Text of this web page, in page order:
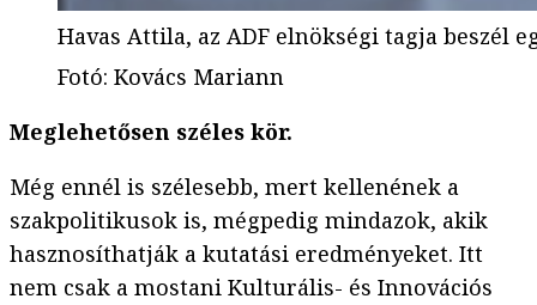
Havas Attila, az ADF elnökségi tagja beszél
Fotó: Kovács Mariann
Meglehetősen széles kör.
Még ennél is szélesebb, mert kellenének a
szakpolitikusok is, mégpedig mindazok, akik
hasznosíthatják a kutatási eredményeket. Itt
nem csak a mostani Kulturális- és Innovációs